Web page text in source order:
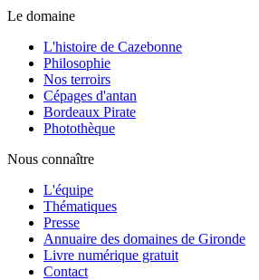
Le domaine
L'histoire de Cazebonne
Philosophie
Nos terroirs
Cépages d'antan
Bordeaux Pirate
Photothèque
Nous connaître
L'équipe
Thématiques
Presse
Annuaire des domaines de Gironde
Livre numérique gratuit
Contact